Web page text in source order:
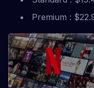
Premium :